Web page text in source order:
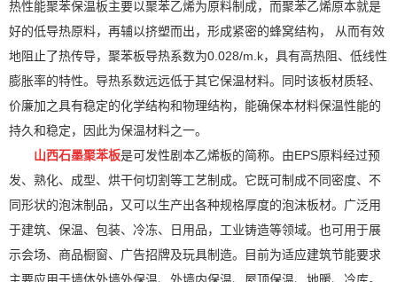
热性能聚苯保温板主要以聚苯乙烯为原料制成，而聚苯乙烯原本就是
好的低导热原料，再辅以挤塑而出，形成紧密的蜂窝结构， 从而有效
地阻止了热传导，聚苯板导热系数为0.028/m.k，具有高热阻、低线性
膨胀率的特性。导热系数远远低于其它保温材料。同时该板材质轻、
价廉加之具有稳定的化学结构和物理结构，能确保本材料保温性能的
持久和稳定，因此为保温材料之一。
山西石墨聚苯板是可发性剧本乙烯板的简称。由EPS原料经过预
发、熟化、成型、烘干何切割等工艺制成。它既可制成不同密度、不
同形状的泡沫制品，又可以生产出各种规格厚度的泡沫板材。广泛用
于建筑、保温、包装、冷冻、日用品，工业铸造等领域。也可用于展
示会场、商品橱窗、广告招牌及玩具制造。目前为适应建筑节能要求